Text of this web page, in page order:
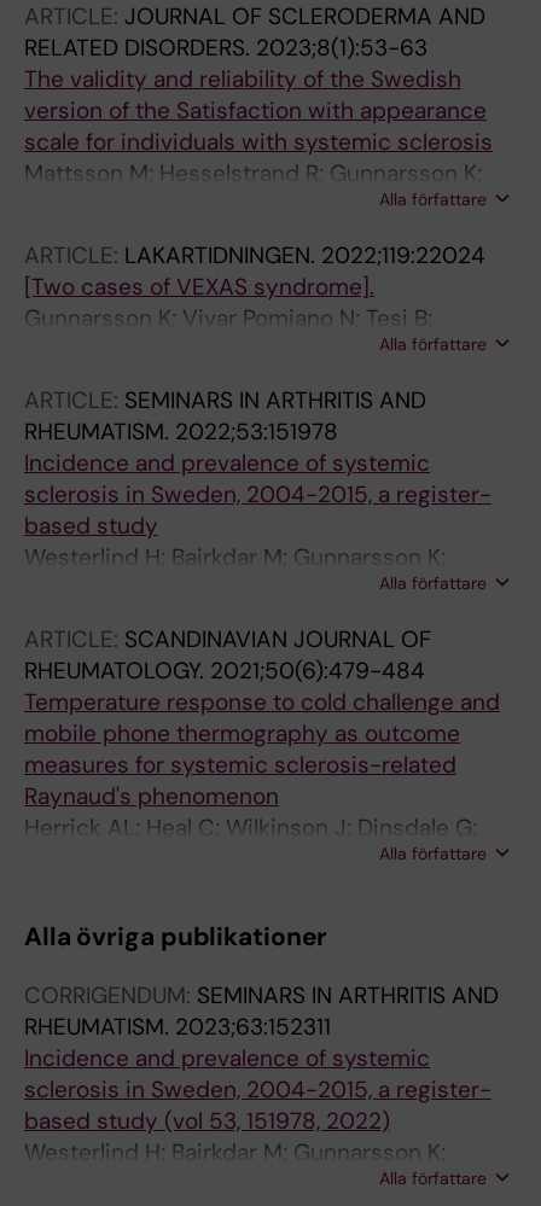
Lindman H; Lindskog C; Lipcsey M; Lundberg
IE; Mardinoglu A; Melen E; Meng L; Merritt A-S;
Mulder J; Nguyen MT-H; Nordlund J; Norrby-
Teglund A; Notarnicola A; Nowak P; Odeberg J;
Oksvold P; Olsson T; Padyukov L; Pauksens K;
Piehl F; Pin E; Ponten F; Rameika N; Reepalu A;
Roy J; Schwenk JM; Sen M; Siika A; Simonson
Skoglund L; Smed-Sorensen A; Sonden K;
Sonnerborg A; Stalberg K; Stralin K; Sunden-
Cullberg J; Sundling C; Sutantiwanichkul T;
Lakshmikanth T; Tran-Minh KH; Turkez H; Unge
C; Venge P; Wahren-Herlenius M; Woessmann
J; Yang H; Yesilkaya UH; Yuan M; Zeybel M;
Zhang C; Zhong W; Zwahlen M; Von Feilitzen K;
Nilsson P; Edfors F; Uhlen M
ARTICLE: JOURNAL OF SCLERODERMA AND
RELATED DISORDERS. 2023;8(1):53-63
The validity and reliability of the Swedish
version of the Satisfaction with appearance
scale for individuals with systemic sclerosis
Mattsson M; Hesselstrand R; Gunnarsson K;
Dyrsmeds E; Holmner M; Nordins A; Bostrom
Alla författare
ARTICLE: LAKARTIDNINGEN. 2022;119:22024
[Two cases of VEXAS syndrome].
Gunnarsson K; Vivar Pomiano N; Tesi B;
Tobiasson M; Creignou M; Ungerstedt J
Alla författare
ARTICLE: SEMINARS IN ARTHRITIS AND
RHEUMATISM. 2022;53:151978
Incidence and prevalence of systemic
sclerosis in Sweden, 2004-2015, a register-
based study
Westerlind H; Bairkdar M; Gunnarsson K;
Moshtaghi-Svensson J; Sysojev AO;Alla författare
ARTICLE: SCANDINAVIAN JOURNAL OF
RHEUMATOLOGY. 2021;50(6):479-484
Temperature response to cold challenge and
mobile phone thermography as outcome
measures for systemic sclerosis-related
Raynaud's phenomenon
Herrick AL; Heal C; Wilkinson J; Dinsdale G;
Manning J; Gunnarsson K; Jakobsson P-J;
Alla författare
Alla övriga publikationer
CORRIGENDUM: SEMINARS IN ARTHRITIS AND
RHEUMATISM. 2023;63:152311
Incidence and prevalence of systemic
sclerosis in Sweden, 2004-2015, a register-
based study (vol 53, 151978, 2022)
Westerlind H; Bairkdar M; Gunnarsson K;
Moshtaghi-Svensson J; Sysojev AO;Alla författare